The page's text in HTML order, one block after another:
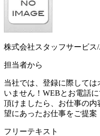
株式会社スタッフサービス/
担当者から
当社では、登録に際して
いません！WEBとお電話
頂けましたら、お仕事の
望にあったお仕事をご提案
フリーテキスト